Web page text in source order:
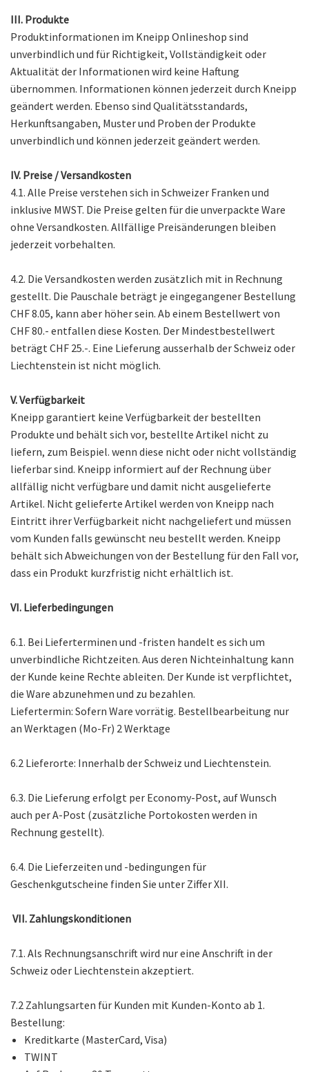
III. Produkte
Produktinformationen im Kneipp Onlineshop sind
unverbindlich und für Richtigkeit, Vollständigkeit oder
Aktualität der Informationen wird keine Haftung
übernommen. Informationen können jederzeit durch Kneipp
geändert werden. Ebenso sind Qualitätsstandards,
Herkunftsangaben, Muster und Proben der Produkte
unverbindlich und können jederzeit geändert werden.
IV. Preise / Versandkosten
4.1. Alle Preise verstehen sich in Schweizer Franken und
inklusive MWST. Die Preise gelten für die unverpackte Ware
ohne Versandkosten. Allfällige Preisänderungen bleiben
jederzeit vorbehalten.
4.2. Die Versandkosten werden zusätzlich mit in Rechnung
gestellt. Die Pauschale beträgt je eingegangener Bestellung
CHF 8.05, kann aber höher sein. Ab einem Bestellwert von
CHF 80.- entfallen diese Kosten. Der Mindestbestellwert
beträgt CHF 25.-. Eine Lieferung ausserhalb der Schweiz oder
Liechtenstein ist nicht möglich.
V. Verfügbarkeit
Kneipp garantiert keine Verfügbarkeit der bestellten
Produkte und behält sich vor, bestellte Artikel nicht zu
liefern, zum Beispiel. wenn diese nicht oder nicht vollständig
lieferbar sind. Kneipp informiert auf der Rechnung über
allfällig nicht verfügbare und damit nicht ausgelieferte
Artikel. Nicht gelieferte Artikel werden von Kneipp nach
Eintritt ihrer Verfügbarkeit nicht nachgeliefert und müssen
vom Kunden falls gewünscht neu bestellt werden. Kneipp
behält sich Abweichungen von der Bestellung für den Fall vor,
dass ein Produkt kurzfristig nicht erhältlich ist.
VI. Lieferbedingungen
6.1. Bei Lieferterminen und -fristen handelt es sich um
unverbindliche Richtzeiten. Aus deren Nichteinhaltung kann
der Kunde keine Rechte ableiten. Der Kunde ist verpflichtet,
die Ware abzunehmen und zu bezahlen.
Liefertermin: Sofern Ware vorrätig. Bestellbearbeitung nur
an Werktagen (Mo-Fr) 2 Werktage
6.2 Lieferorte: Innerhalb der Schweiz und Liechtenstein.
6.3. Die Lieferung erfolgt per Economy-Post, auf Wunsch
auch per A-Post (zusätzliche Portokosten werden in
Rechnung gestellt).
6.4. Die Lieferzeiten und -bedingungen für
Geschenkgutscheine finden Sie unter Ziffer XII.
VII. Zahlungskonditionen
7.1. Als Rechnungsanschrift wird nur eine Anschrift in der
Schweiz oder Liechtenstein akzeptiert.
7.2 Zahlungsarten für Kunden mit Kunden-Konto ab 1.
Bestellung:
Kreditkarte (MasterCard, Visa)
TWINT